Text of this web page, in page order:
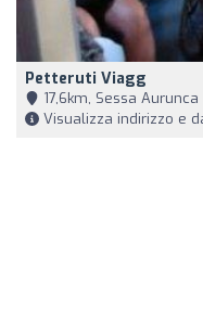
Petteruti Viagg
17,6km, Sessa Aurunca
Visualizza indirizzo e